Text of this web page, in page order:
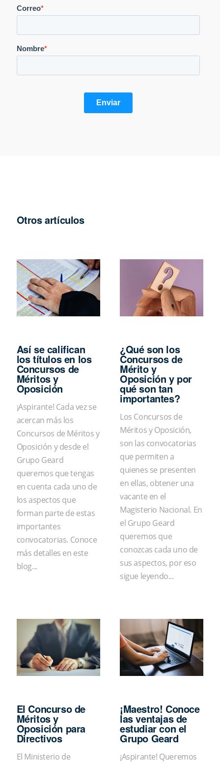
Otros artículos
Así se califican
los títulos en los
Concursos de
Méritos y
Oposición
¡Aspirante! Cada vez se
acercan más los
Concursos de Méritos y
Oposición y desde el
Grupo Geard
queremos que tengas
en cuenta cada uno de
los aspectos que
forman parte de estas
importantes
convocatorias. Conoce
más detalles en este
blog...
¿Qué son los
Concursos de
Mérito y
Oposición y por
qué son tan
importantes?
Los Concursos de
Méritos y Oposición,
son las convocatorias
que permiten a
quienes se presenten
en ellas, obtener una
vacante en el
Magisterio Nacional. En
el Grupo Geard
queremos que
conozcas cada uno de
sus aspectos, por eso
sigue leyendo...
El Concurso de
Méritos y
Oposición para
Directivos
El Ministerio de
¡Maestro! Conoce
las ventajas de
estudiar con el
Grupo Geard
¡Aspirante! Queremos